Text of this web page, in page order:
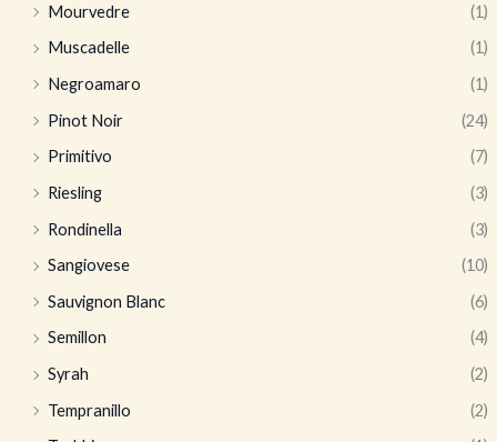
Mourvedre
(1)
Muscadelle
(1)
Negroamaro
(1)
Pinot Noir
(24)
Primitivo
(7)
Riesling
(3)
Rondinella
(3)
Sangiovese
(10)
Sauvignon Blanc
(6)
Semillon
(4)
Syrah
(2)
Tempranillo
(2)